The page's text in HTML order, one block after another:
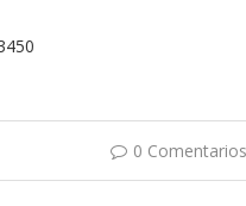
0 Comentarios